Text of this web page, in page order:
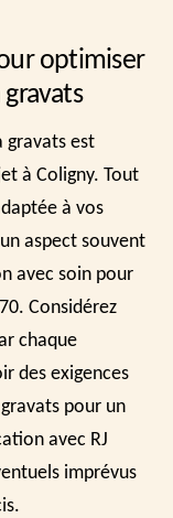
optimiser
gravats est
à Coligny. Tout
à vos
aspect souvent
avec soin pour
Considérez
chaque
des exigences
pour un
avec RJ
imprévus